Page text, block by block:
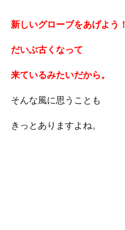
新しいグローブをあげよう！
だいぶ古くなって
来ているみたいだから。
そんな風に思うことも
きっとありますよね。